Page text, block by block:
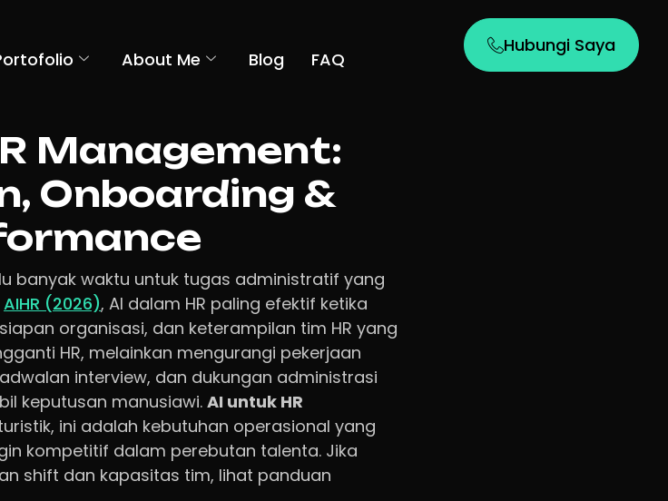
About Me Blog FAQ
Hubungi Saya
Management:
Onboarding &
banyak waktu untuk tugas administratif yang
AIHR (2026), AI dalam HR paling efektif ketika
organisasi, dan keterampilan tim HR yang
HR, melainkan mengurangi pekerjaan
interview, dan dukungan administrasi
keputusan manusiawi.AI untuk HR
ini adalah kebutuhan operasional yang
kompetitif dalam perebutan talenta. Jika
shift dan kapasitas tim, lihat panduan